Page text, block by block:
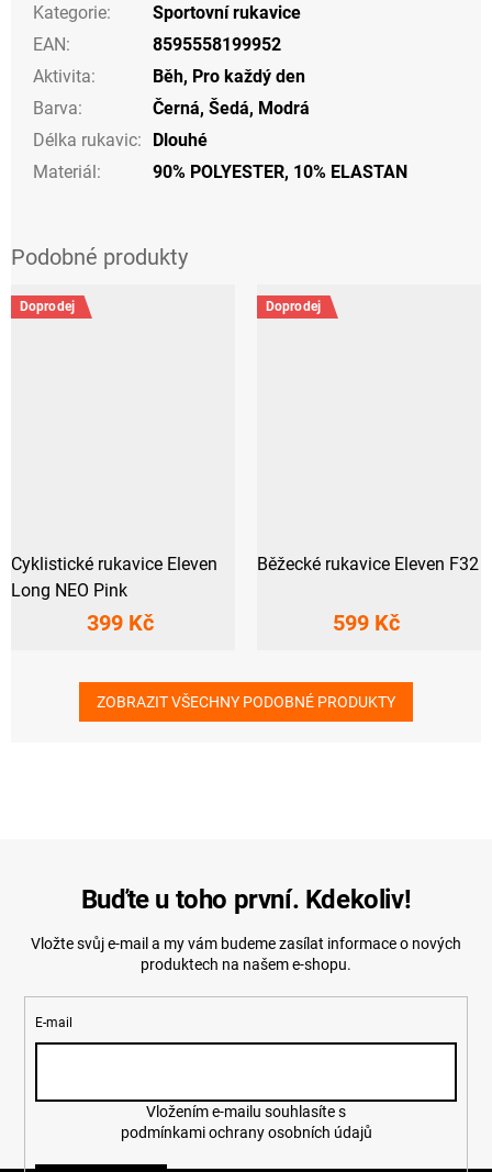
Kategorie:
Sportovní rukavice
EAN:
8595558199952
Aktivita: Běh, Pro každý den
Barva: Černá, Šedá, Modrá
Délka rukavic:
Dlouhé
Materiál: 90% POLYESTER, 10% ELASTAN
Doprodej
Cyklistické rukavice Eleven
Long NEO Pink
399 Kč
Doprodej
Běžecké rukavice Eleven F32
599 Kč
ZOBRAZIT VŠECHNY PODOBNÉ PRODUKTY
Buďte u toho první. Kdekoliv!
Vložte svůj e-mail a my vám budeme zasílat informace o nových
produktech na našem e-shopu.
E-mail
podmínkami ochrany osobních údajů